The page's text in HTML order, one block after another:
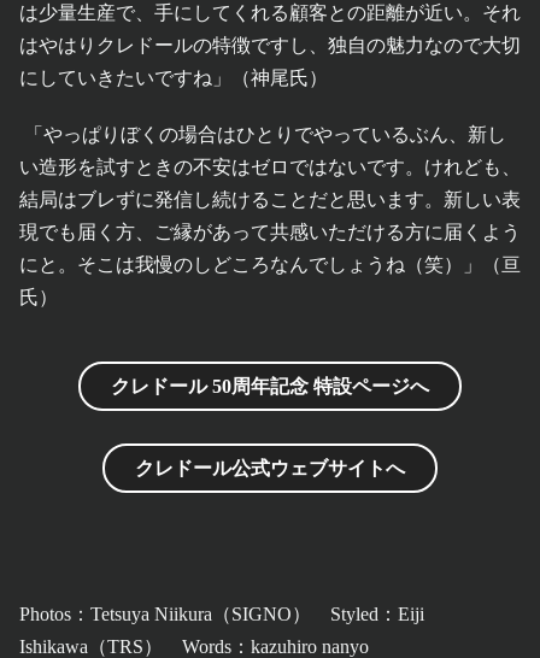
は少量生産で、手にしてくれる顧客との距離が近い。それ
はやはりクレドールの特徴ですし、独自の魅力なので大切
にしていきたいですね」（神尾氏）
「やっぱりぼくの場合はひとりでやっているぶん、新し
い造形を試すときの不安はゼロではないです。けれども、
結局はブレずに発信し続けることだと思います。新しい表
現でも届く方、ご縁があって共感いただける方に届くよう
にと。そこは我慢のしどころなんでしょうね（笑）」（亘
氏）
クレドール 50周年記念 特設ページへ
クレドール公式ウェブサイトへ
Photos：Tetsuya Niikura（SIGNO） Styled：​Eiji
Ishikawa（TRS） Words：kazuhiro nanyo